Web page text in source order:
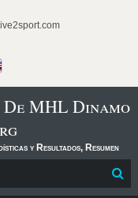
MHL Dinamo
y Resultados, Resumen